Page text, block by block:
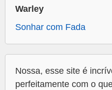
Warley
Sonhar com Fada
Nossa, esse site é
perfeitamente com o